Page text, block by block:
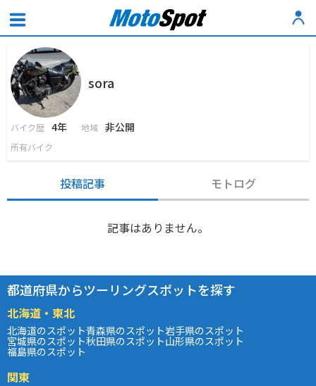
sora
バイク歴 4年 地域 非公開
所有バイク
投稿記事 モトログ
記事はありません。
都道府県からツーリングスポットを探す
北海道・東北
北海道のスポット青森県のスポット岩手県のスポット
宮城県のスポット秋田県のスポット山形県のスポット
福島県のスポット
関東